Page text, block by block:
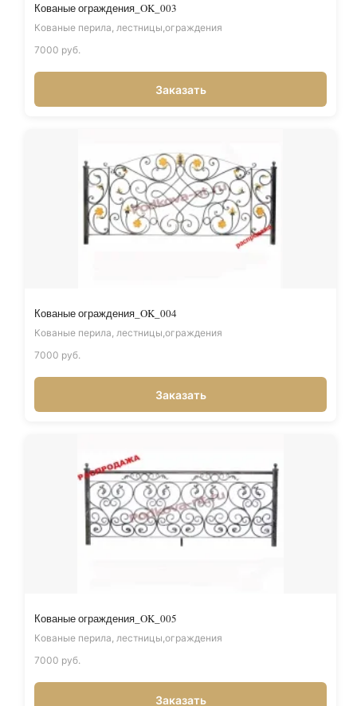
Кованые ограждения_OK_003
Кованые перила, лестницы,ограждения
7000 руб.
Заказать
Кованые ограждения_OK_004
Кованые перила, лестницы,ограждения
7000 руб.
Заказать
Кованые ограждения_OK_005
Кованые перила, лестницы,ограждения
7000 руб.
Заказать